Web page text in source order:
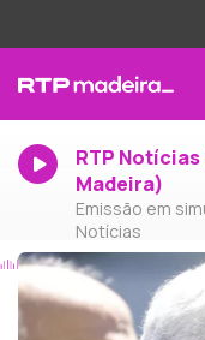
RTP Notícias
Madeira)
Emissão em
Notícias